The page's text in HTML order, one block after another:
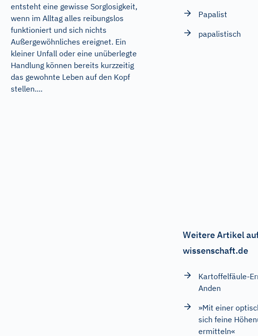
entsteht eine gewisse Sorglosigkeit,
wenn im Alltag alles reibungslos
funktioniert und sich nichts
Außergewöhnliches ereignet. Ein
kleiner Unfall oder eine unüberlegte
Handlung können bereits kurzzeitig
das gewohnte Leben auf den Kopf
stellen....
Papalist
papalistisch
Weitere Artikel
wissenschaft.de
Kartoffelfäule-
Anden
»Mit einer
sich feine
ermitteln«